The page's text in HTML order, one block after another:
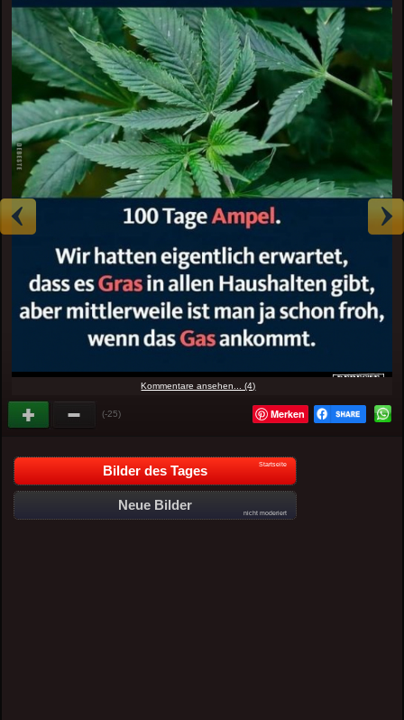
Kommentare ansehen... (4)
(-25) Merken
Bilder des Tages Startseite
Neue Bilder
nicht moderiert